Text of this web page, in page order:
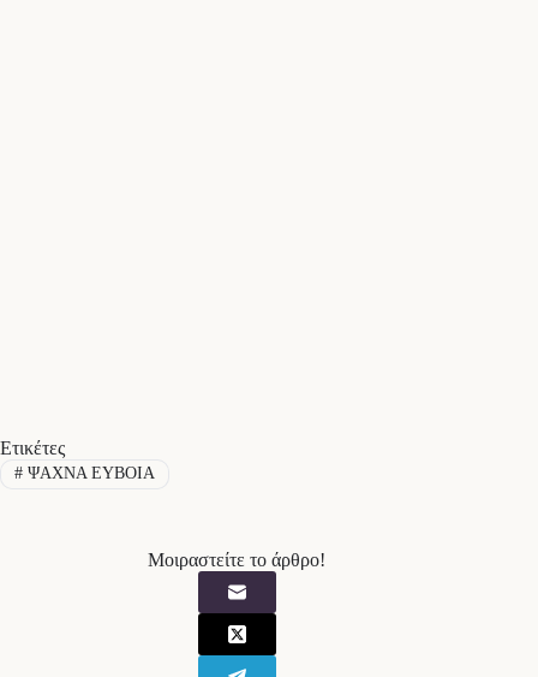
Ετικέτες
#ΨΑΧΝΑ ΕΥΒΟΙΑ
Μοιραστείτε το άρθρο!